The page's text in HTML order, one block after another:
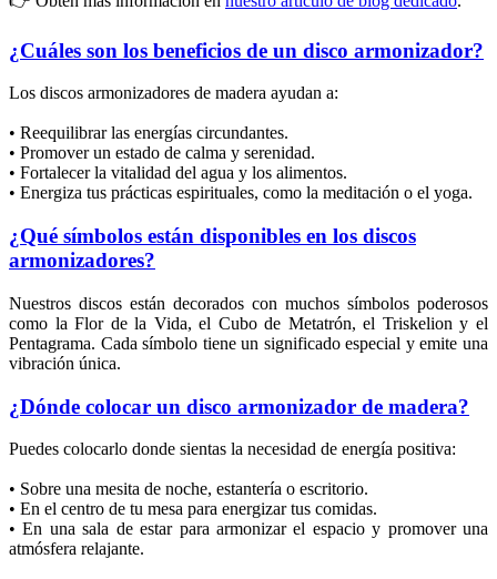
¿Cuáles son los beneficios de un disco armonizador?
Los discos armonizadores de madera ayudan a:
• Reequilibrar las energías circundantes.
• Promover un estado de calma y serenidad.
• Fortalecer la vitalidad del agua y los alimentos.
• Energiza tus prácticas espirituales, como la meditación o el yoga.
¿Qué símbolos están disponibles en los discos
armonizadores?
Nuestros discos están decorados con muchos símbolos poderosos
como la Flor de la Vida, el Cubo de Metatrón, el Triskelion y el
Pentagrama. Cada símbolo tiene un significado especial y emite una
vibración única.
¿Dónde colocar un disco armonizador de madera?
Puedes colocarlo donde sientas la necesidad de energía positiva:
• Sobre una mesita de noche, estantería o escritorio.
• En el centro de tu mesa para energizar tus comidas.
• En una sala de estar para armonizar el espacio y promover una
atmósfera relajante.